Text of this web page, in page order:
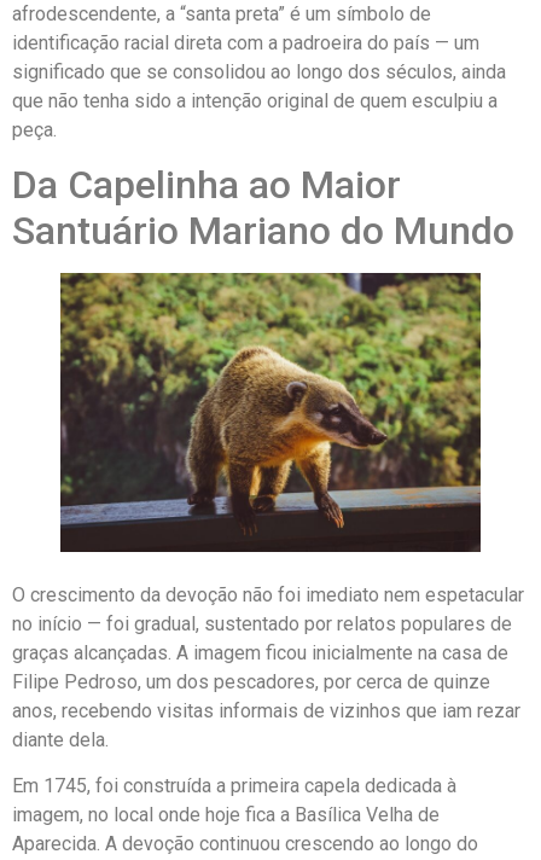
afrodescendente, a “santa preta” é um símbolo de
identificação racial direta com a padroeira do país — um
significado que se consolidou ao longo dos séculos, ainda
que não tenha sido a intenção original de quem esculpiu a
peça.
Da Capelinha ao Maior
Santuário Mariano do Mundo
O crescimento da devoção não foi imediato nem espetacular
no início — foi gradual, sustentado por relatos populares de
graças alcançadas. A imagem ficou inicialmente na casa de
Filipe Pedroso, um dos pescadores, por cerca de quinze
anos, recebendo visitas informais de vizinhos que iam rezar
diante dela.
Em 1745, foi construída a primeira capela dedicada à
imagem, no local onde hoje fica a Basílica Velha de
Aparecida. A devoção continuou crescendo ao longo do